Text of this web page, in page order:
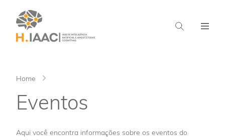
Home
Eventos
Aqui você encontra informações sobre os eventos do